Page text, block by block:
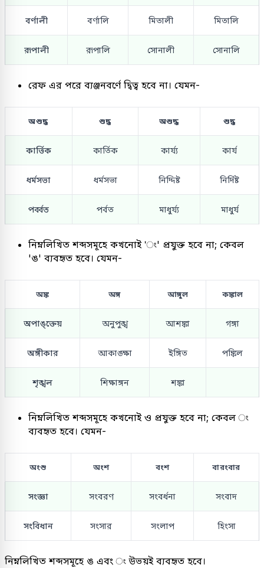
বর্ণালী বর্ণালি মিতালী মিতালি
রূপালী রূপালি সোনালী সোনালি
রেফ এর পরে ব্যঞ্জনবর্ণে দ্বিত্ব হবে না। যেমন-
অশুদ্ধ শুদ্ধ অশুদ্ধ শুদ্ধ
কার্ত্তিক কার্তিক কার্য্য কার্য
ধর্মসভা ধর্মসভা নিদ্দিষ্ট নির্দিষ্ট
পর্ব্বত পর্বত মাধুর্য্য মাধুর্য
নিম্নলিখিত শব্দসমূহে কখনোই 'ং' প্রযুক্ত হবে না; কেবল
'ঙ' ব্যবহৃত হবে। যেমন-
অঙ্ক অঙ্গ আঙ্গুল কঙ্কাল
অপাঙ্ক্তেয় অনুপুঙ্খ আশঙ্কা গঙ্গা
অঙ্গীকার আকাঙ্ক্ষা ইঙ্গিত পঙ্কিল
শৃঙ্খল শিক্ষাঙ্গন শঙ্কা
নিম্নলিখিত শব্দসমূহে কখনোই ও প্রযুক্ত হবে না; কেবল ং
ব্যবহৃত হবে। যেমন-
অংশু অংশ বংশ বারংবার
সংজ্ঞা সংবরণ সংবর্ধনা সংবাদ
সংবিধান সংসার সংলাপ হিংসা
নিম্নলিখিত শব্দসমূহে ঙ এবং ং উভয়ই ব্যবহৃত হবে।